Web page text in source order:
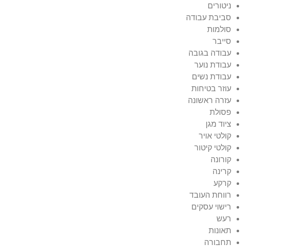
ניטורים
סביבת עבודה
סולמות
סייבר
עבודה בגובה
עבודת נוער
עבודת נשים
עוזר בטיחות
עזרה ראשונה
פסולת
ציוד מגן
קולטי אויר
קולטי קיטור
קורונה
קרינה
קרקע
רווחת העובד
רישוי עסקים
רעש
תאונות
תחבורה